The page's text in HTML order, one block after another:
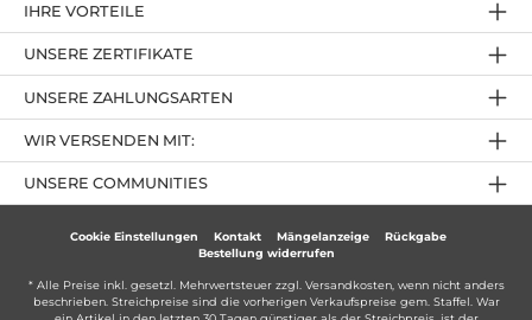
IHRE VORTEILE
UNSERE ZAHLUNGSARTEN
UNSERE ZERTIFIKATE
UNSERE COMMUNITIES
WIR VERSENDEN MIT:
Cookie Einstellungen Kontakt Mängelanzeige
Rückgabe
Bestellung widerrufen
* Alle Preise inkl. gesetzl. Mehrwertsteuer zzgl. Versandkosten, wenn nicht anders
beschrieben. Streichpreise sind die vorherigen Verkaufspreise gem. Staffel. War